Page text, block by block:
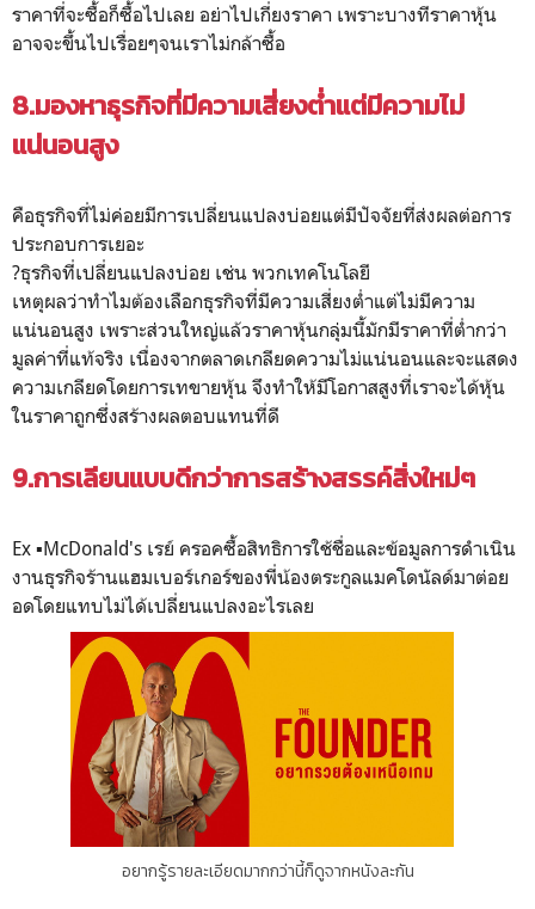
ราคาที่จะซื้อก็ซื้อไปเลย อย่าไปเกี่ยงราคา เพราะบางทีราคาหุ้น
อาจจะขึ้นไปเรื่อยๆจนเราไม่กล้าซื้อ
8.มองหาธุรกิจที่มีความเสี่ยงต่ำแต่มีความไม่
แน่นอนสูง
คือธุรกิจที่ไม่ค่อยมีการเปลี่ยนแปลงบ่อยแต่มีปัจจัยที่ส่งผลต่อการ
ประกอบการเยอะ
?ธุรกิจที่เปลี่ยนแปลงบ่อย เช่น พวกเทคโนโลยี
เหตุผลว่าทำไมต้องเลือกธุรกิจที่มีความเสี่ยงต่ำแต่ไม่มีความ
แน่นอนสูง เพราะส่วนใหญ่แล้วราคาหุ้นกลุ่มนี้มักมีราคาที่ต่ำกว่า
มูลค่าที่แท้จริง เนื่องจากตลาดเกลียดความไม่แน่นอนและจะแสดง
ความเกลียดโดยการเทขายหุ้น จึงทำให้มีโอกาสสูงที่เราจะได้หุ้น
ในราคาถูกซึ่งสร้างผลตอบแทนที่ดี
9.การเลียนแบบดีกว่าการสร้างสรรค์สิ่งใหม่ๆ
Ex ▪️McDonald's เรย์ ครอคซื้อสิทธิการใช้ชื่อและข้อมูลการดำเนิน
งานธุรกิจร้านแฮมเบอร์เกอร์ของพี่น้องตระกูลแมคโดนัลด์มาต่อย
อดโดยแทบไม่ได้เปลี่ยนแปลงอะไรเลย
อยากรู้รายละเอียดมากกว่านี้ก็ดูจากหนังละกัน